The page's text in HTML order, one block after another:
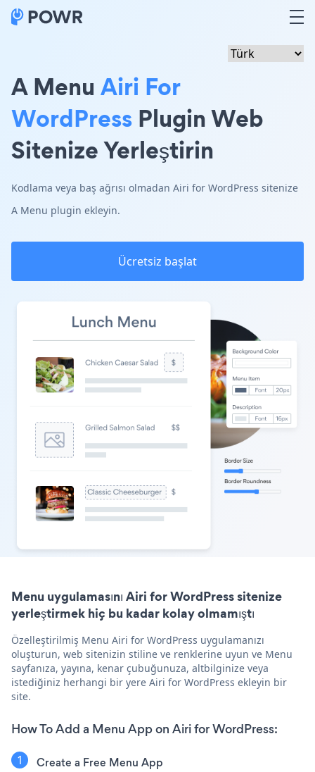
A Menu Airi For
WordPress Plugin Web
Sitenize Yerleştirin
Kodlama veya baş ağrısı olmadan Airi for WordPress sitenize
A Menu plugin ekleyin.
Ücretsiz başlat
Menu uygulamasını Airi for WordPress sitenize
yerleştirmek hiç bu kadar kolay olmamıştı
Özelleştirilmiş Menu Airi for WordPress uygulamanızı
oluşturun, web sitenizin stiline ve renklerine uyun ve Menu
sayfanıza, yayına, kenar çubuğunuza, altbilginize veya
istediğiniz herhangi bir yere Airi for WordPress ekleyin bir
site.
How To Add a Menu App on Airi for WordPress:
Create a Free Menu App